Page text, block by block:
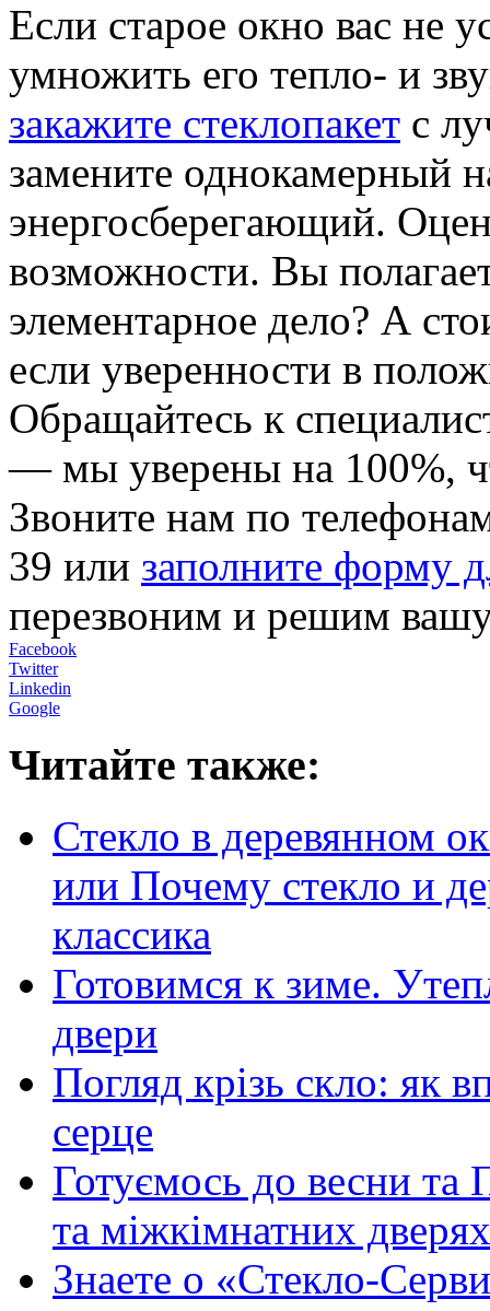
Если старое окно вас не
умножить его тепло- и
закажите стеклопакет с
замените однокамерный
энергосберегающий.
возможности. Вы
элементарное дело? А
если уверенности в
Обращайтесь к
— мы уверены на 100%,
Звоните нам по
39 или заполните форму
перезвоним и решим
Facebook
Twitter
Linkedin
Google
Читайте также:
Стекло в деревянном
или Почему стекло и
классика
Готовимся к зиме.
двери
Погляд крізь скло: як
серце
Готуємось до весни та
та міжкімнатних
Знаете о «Стекло-